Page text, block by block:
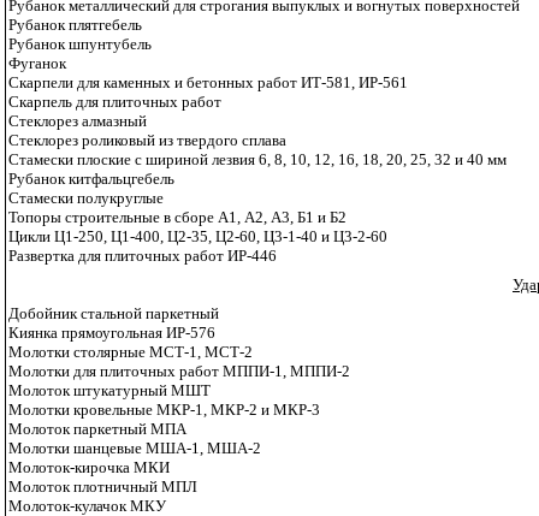
Рубанок металлический для строгания выпуклых и вогнутых поверхностей
Рубанок плятгебель
Рубанок шпунтубель
Фуганок
Скарпели для каменных и бетонных работ ИТ-581, ИР-561
Скарпель для плиточных работ
Стеклорез алмазный
Стеклорез роликовый из твердого сплава
Стамески плоские с шириной лезвия 6, 8, 10, 12, 16, 18, 20, 25, 32 и 40 мм
Рубанок китфальцгебель
Стамески полукруглые
Топоры строительные в сборе А1, А2, А3, Б1 и Б2
Цикли Ц1-250, Ц1-400, Ц2-35, Ц2-60, Ц3-1-40 и Ц3-2-60
Развертка для плиточных работ ИР-446
Добойник стальной паркетный
Киянка прямоугольная ИР-576
Молотки столярные МСТ-1, МСТ-2
Молотки для плиточных работ МППИ-1, МППИ-2
Молоток штукатурный МШТ
Молотки кровельные МКР-1, МКР-2 и МКР-3
Молоток паркетный МПА
Молотки шанцевые МША-1, МША-2
Молоток-кирочка МКИ
Молоток плотничный МПЛ
Молоток-кулачок МКУ